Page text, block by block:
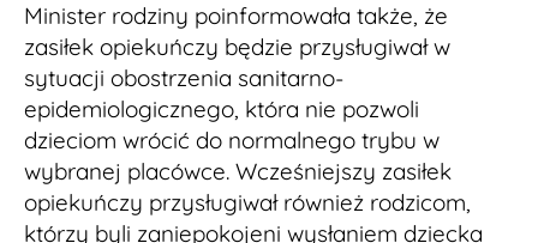
Minister rodziny poinformowała także, że
zasiłek opiekuńczy będzie przysługiwał w
sytuacji obostrzenia sanitarno-
epidemiologicznego, która nie pozwoli
dzieciom wrócić do normalnego trybu w
wybranej placówce. Wcześniejszy zasiłek
opiekuńczy przysługiwał również rodzicom,
którzy byli zaniepokojeni wysłaniem dziecka